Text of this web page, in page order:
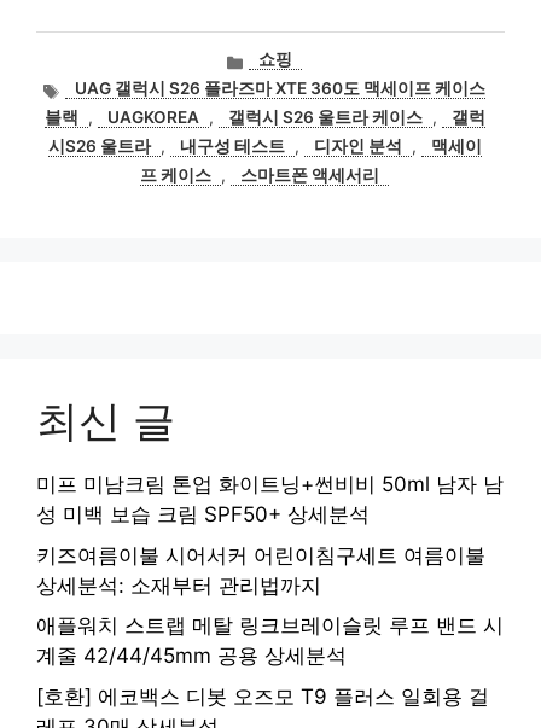
카
테
고
리
쇼핑
태
그
UAG 갤럭시 S26 플라즈마 XTE 360도 맥세이프 케이스
블랙
, UAGKOREA , 갤럭시 S26 울트라 케이스 ,
갤럭
시S26 울트라 , 내구성 테스트 , 디자인 분석 ,
맥세이
프 케이스 , 스마트폰 액세서리
최신 글
미프 미남크림 톤업 화이트닝+썬비비 50ml 남자 남
성 미백 보습 크림 SPF50+ 상세분석
키즈여름이불 시어서커 어린이침구세트 여름이불
상세분석: 소재부터 관리법까지
애플워치 스트랩 메탈 링크브레이슬릿 루프 밴드 시
계줄 42/44/45mm 공용 상세분석
[호환] 에코백스 디봇 오즈모 T9 플러스 일회용 걸